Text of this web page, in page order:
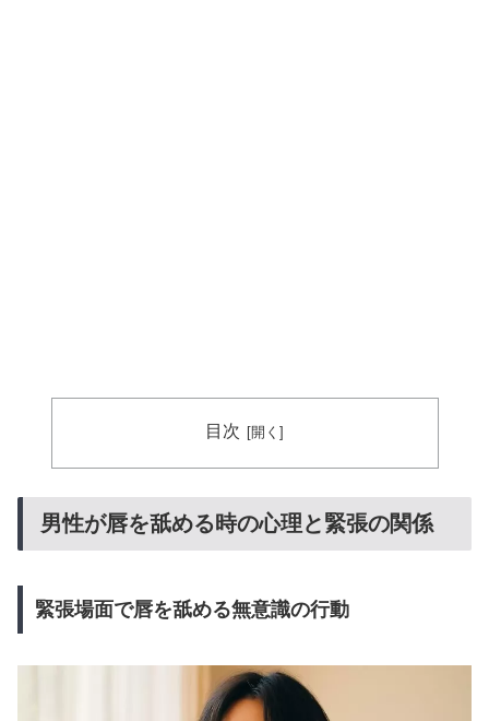
目次
男性が唇を舐める時の心理と緊張の関係
緊張場面で唇を舐める無意識の行動